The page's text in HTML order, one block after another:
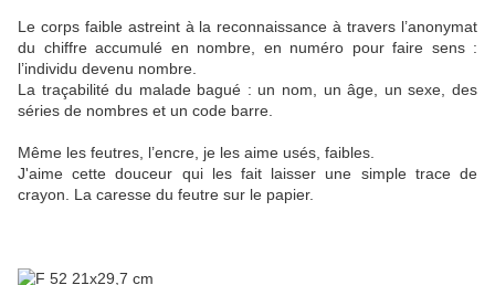
Le corps faible astreint à la reconnaissance à travers l’anonymat
du chiffre accumulé en nombre, en numéro pour faire sens :
l’individu devenu nombre.
La traçabilité du malade bagué : un nom, un âge, un sexe, des
séries de nombres et un code barre.
Même les feutres, l’encre, je les aime usés, faibles.
J'aime cette douceur qui les fait laisser une simple trace de
crayon. La caresse du feutre sur le papier.